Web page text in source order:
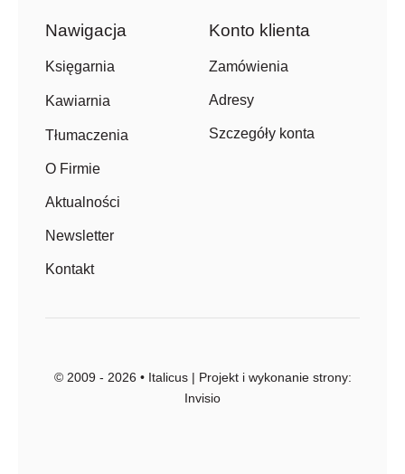
Nawigacja
Księgarnia
Kawiarnia
Tłumaczenia
O Firmie
Aktualności
Newsletter
Kontakt
Konto klienta
Zamówienia
Adresy
Szczegóły konta
© 2009 - 2026 • Italicus | Projekt i wykonanie strony:
Invisio